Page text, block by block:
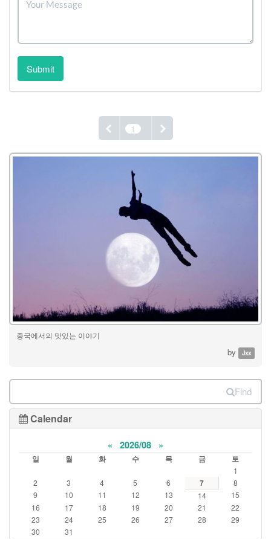
Submit
1
중국에서의 맛있는 이야기
by Jxx
Find
Calendar
« 2026/08 »
일 월 화 수 목 금 토
1
2
3 4 5 6 7
8
9
10 11 12 13 14
15
16
17 18 19 20 21
22
23
24 25 26 27 28
29
30
31